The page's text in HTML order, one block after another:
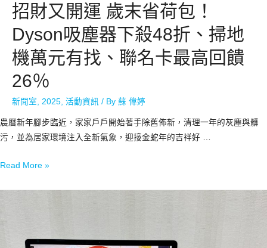
招財又開運 歲末省荷包！
Dyson吸塵器下殺48折、掃地
機萬元有找、聯名卡最高回饋
26％
新聞室 2025 活動資訊 / By 蘇 偉婷
農曆新年腳步臨近，家家戶戶開始著手除舊佈新，清理一年的灰塵與髒
污，並為居家環境注入全新氣象，迎接金蛇年的吉祥好 …
Read More »